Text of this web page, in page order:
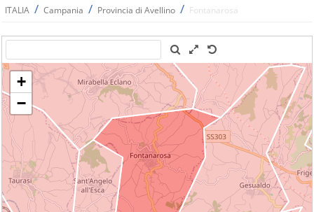
ITALIA / Campania / Provincia di Avellino / Fontanarosa